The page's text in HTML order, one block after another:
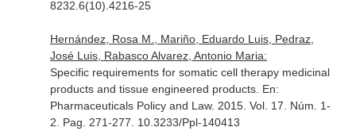
8232.6(10).4216-25
Hernández, Rosa M., Mariño, Eduardo Luis, Pedraz,
José Luis, Rabasco Alvarez, Antonio Maria:
Specific requirements for somatic cell therapy medicinal
products and tissue engineered products. En:
Pharmaceuticals Policy and Law. 2015. Vol. 17. Núm. 1-
2. Pag. 271-277. 10.3233/Ppl-140413